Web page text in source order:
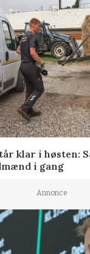
klar i høsten:
i gang
Annonce